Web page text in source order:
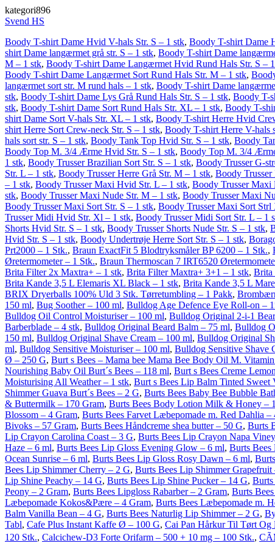
kategori896
Svend HS
Boody T-shirt Dame Hvid V-hals Str. S – 1 stk, Boody T-shirt Dame
shirt Dame langærmet grå str. S – 1 stk, Boody T-shirt Dame
M – 1 stk, Boody T-shirt Dame Langærmet Hvid Rund Hals Str. S –
Boody T-shirt Dame Langærmet Sort Rund Hals Str. M – 1 stk,
langærmet sort str. M rund hals – 1 stk, Boody T-shirt Dame
stk, Boody T-shirt Dame Lys Grå Rund Hals Str. S – 1 stk, Boody T-
stk, Boody T-shirt Dame Sort Rund Hals Str. XL – 1 stk, Boody T-
shirt Dame Sort V-hals Str. XL – 1 stk, Boody T-shirt Herre Hvid
shirt Herre Sort Crew-neck Str. S – 1 stk, Boody T-shirt Herre V-hals
hals sort str. S – 1 stk, Boody Tank Top Hvid Str. S – 1 stk, Boody
Boody Top M. 3/4 Ærme Hvid Str. S – 1 stk, Boody Top M. 3/4
1 stk, Boody Trusser Brazilian Sort Str. S – 1 stk, Boody Trusser G-
Str. L – 1 stk, Boody Trusser Herre Grå Str. M – 1 stk, Boody Trusser
– 1 stk, Boody Trusser Maxi Hvid Str. L – 1 stk, Boody Trusser
stk, Boody Trusser Maxi Nude Str. M – 1 stk, Boody Trusser Maxi
Boody Trusser Maxi Sort Str. S – 1 stk, Boody Trusser Maxi Sort Strl
Trusser Midi Hvid Str. Xl – 1 stk, Boody Trusser Midi Sort Str. L – 1
Shorts Hvid Str. S – 1 stk, Boody Trusser Shorts Nude Str. S – 1 stk,
Hvid Str. S – 1 stk, Boody Undertrøje Herre Sort Str. S – 1 stk,
Prt2000 – 1 Stk., Braun ExactFit 5 Blodtryksmåler BP 6200 – 1 Stk.,
Øretermometer – 1 Stk., Braun Thermoscan 7 IRT6520
Brita Filter 2x Maxtra+ – 1 stk, Brita Filter Maxtra+ 3+1 – 1 stk, Brita
Brita Kande 3,5 L Elemaris XL Black – 1 stk, Brita Kande 3,5 L
BRIX Dryerballs 100% Uld 3 Stk. Tørretumbling – 1 Pakk,
150 ml, Bug Soother – 100 ml, Bulldog Age Defence Eye Roll-on –
Bulldog Oil Control Moisturiser – 100 ml, Bulldog Original 2-i-1
Barberblade – 4 stk, Bulldog Original Beard Balm – 75 ml, Bulldog
150 ml, Bulldog Original Shave Cream – 100 ml, Bulldog Original
ml, Bulldog Sensitive Moisturiser – 100 ml, Bulldog Sensitive Shave
Ø – 250 G, Burt s Bees – Mama bee Mama Bee Body Oil M.
Nourishing Baby Oil Burt´s Bees – 118 ml, Burt s Bees Creme
Moisturising All Weather – 1 stk, Burt s Bees Lip Balm Tinted Sweet
Shimmer Guava Burt´s Bees – 2 G, Burts Bees Baby Bee Bubble
& Buttermilk – 170 Gram, Burts Bees Body Lotion Milk & Honey –
Blossom – 4 Gram, Burts Bees Farvet Læbepomade m. Red Dahlia –
Bivoks – 57 Gram, Burts Bees Håndcreme shea butter – 50 G, Burts
Lip Crayon Carolina Coast – 3 G, Burts Bees Lip Crayon Napa
Haze – 6 ml, Burts Bees Lip Gloss Evening Glow – 6 ml, Burts Bees
Ocean Sunrise – 6 ml, Burts Bees Lip Gloss Rosy Dawn – 6 ml,
Bees Lip Shimmer Cherry – 2 G, Burts Bees Lip Shimmer Grapefruit
Lip Shine Peachy – 14 G, Burts Bees Lip Shine Pucker – 14 G, Burts
Peony – 2 Gram, Burts Bees Lipgloss Rabarber – 2 Gram, Burts
Læbepomade Kokos&Pære – 4 Gram, Burts Bees Læbepomade m.
Balm Vanilla Bean – 4 G, Burts Bees Naturlig Lip Shimmer – 2 G,
Tabl, Cafe Plus Instant Kaffe Ø – 100 G, Cai Pan Hårkur Til Tørt Og
120 Stk., Calcichew-D3 Forte Orifarm – 500 + 10 mg – 100 Stk.,